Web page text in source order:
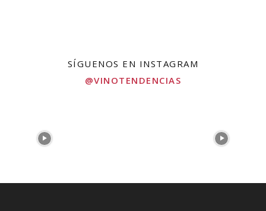
SÍGUENOS EN INSTAGRAM
@VINOTENDENCIAS